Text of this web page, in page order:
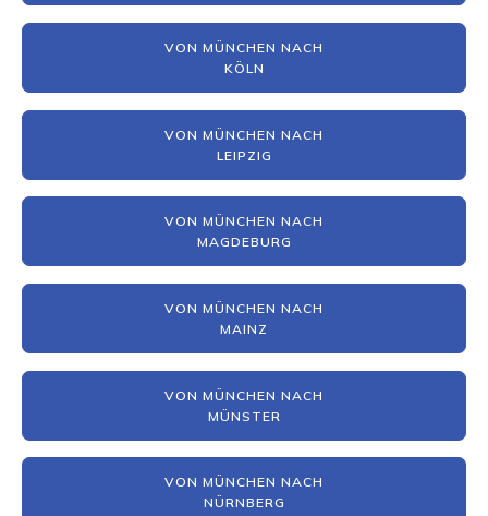
VON MÜNCHEN NACH
KÖLN
VON MÜNCHEN NACH
LEIPZIG
VON MÜNCHEN NACH
MAGDEBURG
VON MÜNCHEN NACH
MAINZ
VON MÜNCHEN NACH
MÜNSTER
VON MÜNCHEN NACH
NÜRNBERG